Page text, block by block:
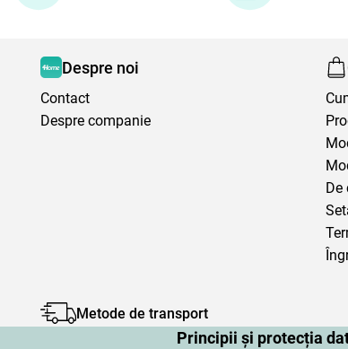
Principii și protecția
Despre noi
Contact
Despre companie
De
Metode de transport